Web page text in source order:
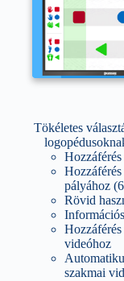
Tökéletes
Hozzáférés
pályához
Rövid
videóhoz
szakmai